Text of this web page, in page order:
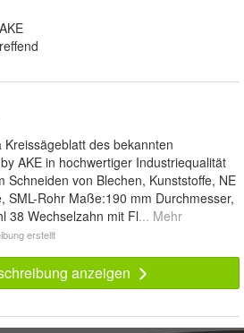
des bekannten
AKE in hochwertiger Industriequalität
Schneiden von Blechen, Kunststoffe, NE
SML-Rohr Maße:190 mm Durchmesser,
38 Wechselzahn mit Fl... Mehr
erstellt
anzeigen